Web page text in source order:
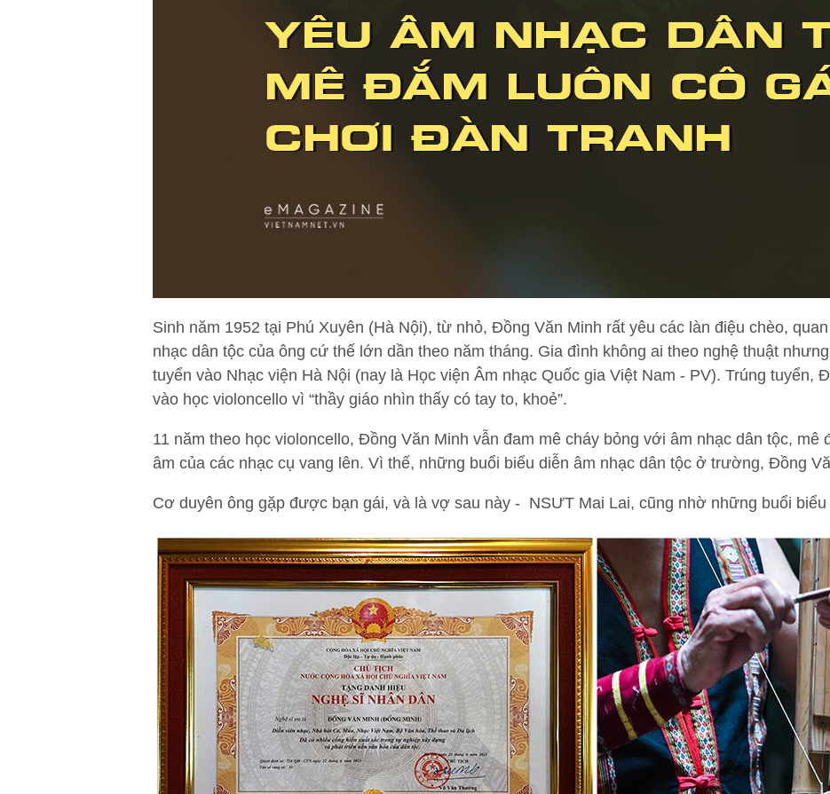
Sinh năm 1952 tại Phú Xuyên (Hà Nội), từ nhỏ, Đồng Văn Minh rất yêu các làn điệu chèo,
nhạc dân tộc của ông cứ thế lớn dần theo năm tháng. Gia đình không ai theo nghệ thuật
tuyển vào Nhạc viện Hà Nội (nay là Học viện Âm nhạc Quốc gia Việt Nam - PV). Trúng tuyển,
vào học violoncello vì “thầy giáo nhìn thấy có tay to, khoẻ”.
11 năm theo học violoncello, Đồng Văn Minh vẫn đam mê cháy bỏng với âm nhạc dân tộc, mê
âm của các nhạc cụ vang lên. Vì thế, những buổi biểu diễn âm nhạc dân tộc ở trường, Đồng
Cơ duyên ông gặp được bạn gái, và là vợ sau này - NSƯT Mai Lai, cũng nhờ những buổi biểu